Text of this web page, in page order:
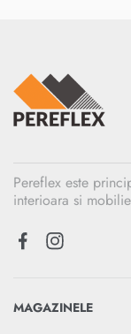
Pereflex este
interioara si
MAGAZINELE